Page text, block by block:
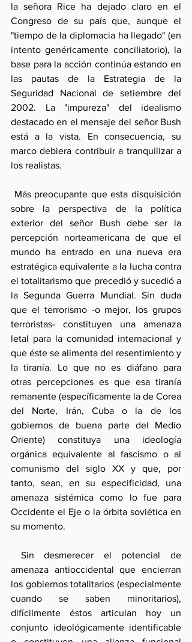
la señora Rice ha dejado claro en el
Congreso de su país que, aunque el
"tiempo de la diplomacia ha llegado" (en
intento genéricamente conciliatorio), la
base para la acción continúa estando en
las pautas de la Estrategia de la
Seguridad Nacional de setiembre del
2002. La "impureza" del idealismo
destacado en el mensaje del señor Bush
está a la vista. En consecuencia, su
marco debiera contribuir a tranquilizar a
los realistas.
sobre la perspectiva de la política
exterior del señor Bush debe ser la
percepción norteamericana de que el
mundo ha entrado en una nueva era
estratégica equivalente a la lucha contra
el totalitarismo que precedió y sucedió a
la Segunda Guerra Mundial. Sin duda
que el terrorismo -o mejor, los grupos
terroristas- constituyen una amenaza
letal para la comunidad internacional y
que éste se alimenta del resentimiento y
la tiranía. Lo que no es diáfano para
otras percepciones es que esa tiranía
remanente (específicamente la de Corea
del Norte, Irán, Cuba o la de los
gobiernos de buena parte del Medio
Oriente) constituya una ideología
orgánica equivalente al fascismo o al
comunismo del siglo XX y que, por
tanto, sean, en su especificidad, una
amenaza sistémica como lo fue para
Occidente el Eje o la órbita soviética en
su momento.
amenaza antioccidental que encierran
los gobiernos totalitarios (especialmente
cuando se saben minoritarios),
difícilmente éstos articulan hoy un
conjunto ideológicamente identificable